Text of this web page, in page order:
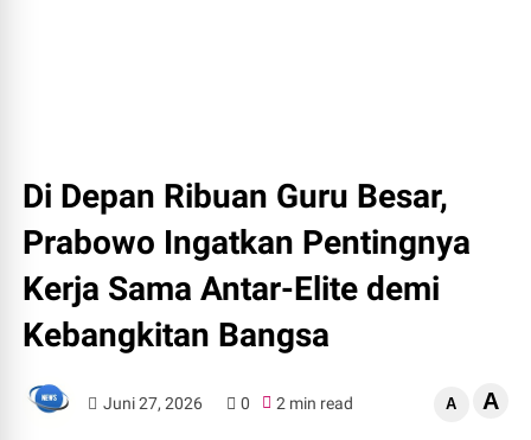
Di Depan Ribuan Guru Besar,
Prabowo Ingatkan Pentingnya
Kerja Sama Antar-Elite demi
Kebangkitan Bangsa
Juni 27, 2026 0 2 min read A A